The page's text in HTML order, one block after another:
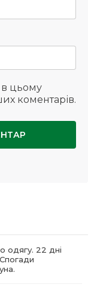
в цьому
коментарів.
одягу. 22 дні